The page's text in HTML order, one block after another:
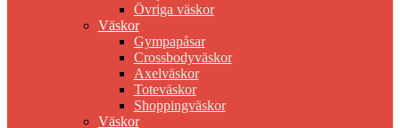
Övriga väskor
Väskor
Gympapåsar
Crossbodyväskor
Axelväskor
Toteväskor
Shoppingväskor
Väskor